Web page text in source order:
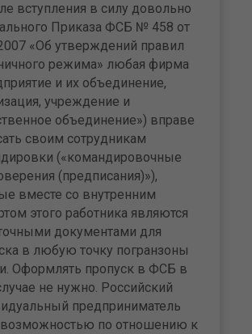
вступления в силу довольно
Приказа ФСБ № 458 от
«Об утверждений правил
режима» любая фирма
и их объединение,
учреждение и
объединение») вправе
своим сотрудникам
(«командировочные
(предписания)»),
вместе со внутренним
этого работника являются
документами для
в любую точку погранзоны
Оформлять пропуск в ФСБ в
не нужно. Российский
предприниматель
возможностью по отношению к